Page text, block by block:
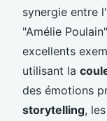
synergie entre
"Amélie
excellents
utilisant la
des émotions
storytelling,